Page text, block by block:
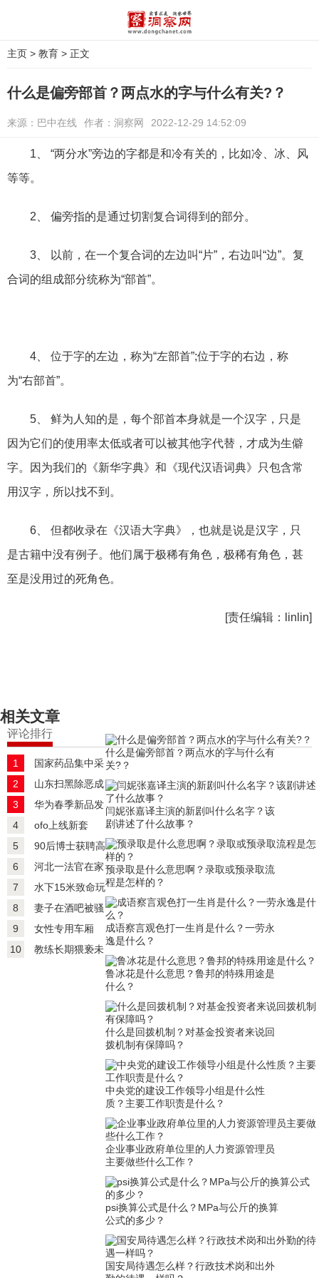
主页 > 教育 > 正文
什么是偏旁部首？两点水的字与什么有关?？
来源：巴中在线 作者：洞察网 2022-12-29 14:52:09
1、 “两分水”旁边的字都是和冷有关的，比如冷、冰、风
等等。
2、 偏旁指的是通过切割复合词得到的部分。
3、 以前，在一个复合词的左边叫“片”，右边叫“边”。复
合词的组成部分统称为“部首”。
4、 位于字的左边，称为“左部首”;位于字的右边，称
为“右部首”。
5、 鲜为人知的是，每个部首本身就是一个汉字，只是
因为它们的使用率太低或者可以被其他字代替，才成为生僻
字。因为我们的《新华字典》和《现代汉语词典》只包含常
用汉字，所以找不到。
6、 但都收录在《汉语大字典》，也就是说是汉字，只
是古籍中没有例子。他们属于极稀有角色，极稀有角色，甚
至是没用过的死角色。
[责任编辑：linlin]
相关文章
什么是偏旁部首？两点水的字与什么有
关?？
闫妮张嘉译主演的新剧叫什么名字？该
剧讲述了什么故事？
预录取是什么意思啊？录取或预录取流
程是怎样的？
成语察言观色打一生肖是什么？一劳永
逸是什么？
鲁冰花是什么意思？鲁邦的特殊用途是
什么？
什么是回拨机制？对基金投资者来说回
拨机制有保障吗？
中央党的建设工作领导小组是什么性
质？主要工作职责是什么？
企业事业政府单位里的人力资源管理员
主要做些什么工作？
psi换算公式是什么？MPa与公斤的换算
公式的多少？
国安局待遇怎么样？行政技术岗和出外
评论排行
1
国家药品集中采
购倒逼药企杀价 行业
正在经历洗牌
2
山东扫黑除恶成
绩单发布 查扣资产
219亿余元
3
华为春季新品发
布支持VR直播 供应链
国产化引关注 5G手机
4
ofo上线新套
路：想拿回99元押金
需先消费1500元 上
5
90后博士获聘高
校教授 曾每天16小时
泡在实验室
6
河北一法官在家
写判决时身亡 人社局
称不是工伤 法院判决
7
水下15米致命玩
笑 两游客菲律宾潜水
时气瓶被恶意关闭
8
妻子在酒吧被骚
扰 丈夫暴揍对方致轻
伤被判刑
9
女性专用车厢
到底有无必要？
10
教练长期猥亵未